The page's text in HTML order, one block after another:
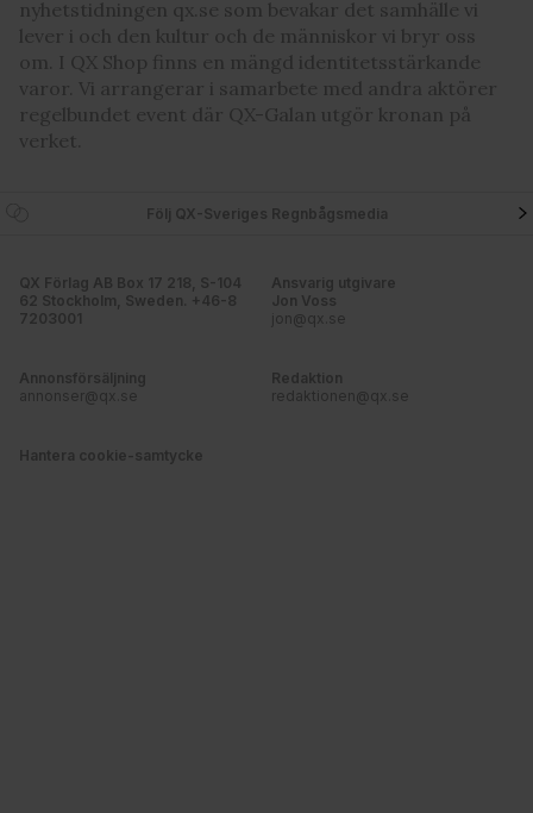
nyhetstidningen qx.se som bevakar det samhälle vi
lever i och den kultur och de människor vi bryr oss
om. I QX Shop finns en mängd identitetsstärkande
varor. Vi arrangerar i samarbete med andra aktörer
regelbundet event där QX-Galan utgör kronan på
verket.
Följ QX-Sveriges Regnbågsmedia
QX Förlag AB Box 17 218, S-104
62 Stockholm, Sweden. +46-8
7203001
Ansvarig utgivare
Jon Voss
jon@qx.se
Annonsförsäljning
annonser@qx.se
Redaktion
redaktionen@qx.se
Hantera cookie-samtycke